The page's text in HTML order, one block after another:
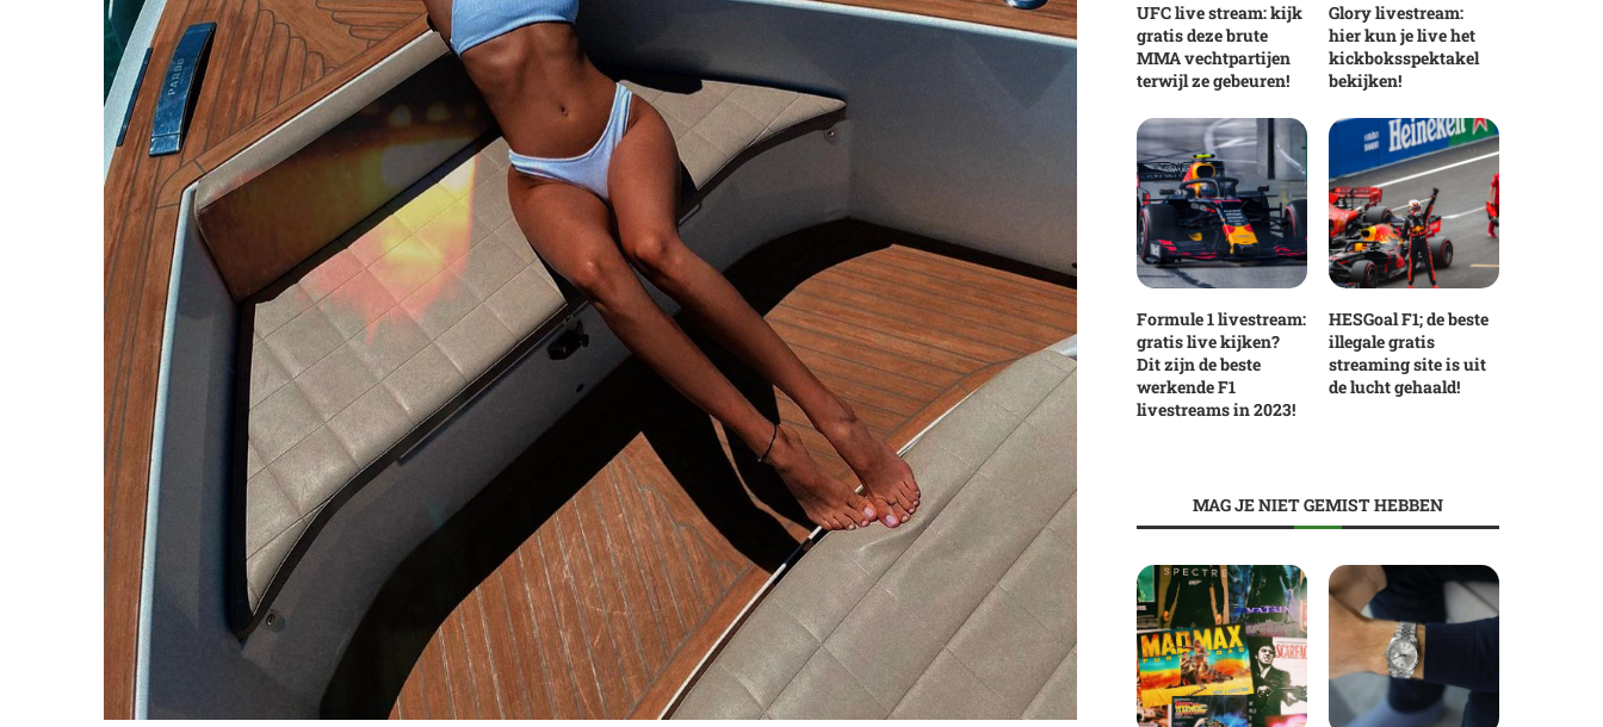
UFC live stream: kijk
gratis deze brute
MMA vechtpartijen
terwijl ze gebeuren!
Glory livestream:
hier kun je live het
kickboksspektakel
bekijken!
Formule 1 livestream:
gratis live kijken?
Dit zijn de beste
werkende F1
livestreams in 2023!
HESGoal F1; de beste
illegale gratis
streaming site is uit
de lucht gehaald!
MAG JE NIET GEMIST HEBBEN